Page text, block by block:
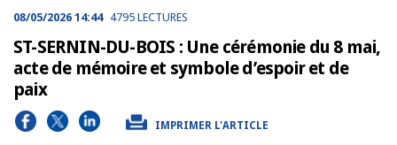
08/05/2026 14:44 4795 LECTURES
ST-SERNIN-DU-BOIS : Une cérémonie du 8 mai,
acte de mémoire et symbole d’espoir et de
paix
IMPRIMER L'ARTICLE